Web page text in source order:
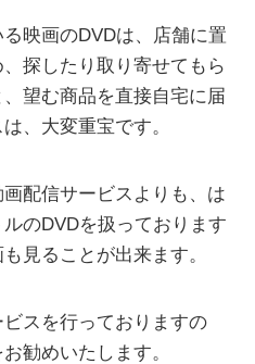
映画のDVDは、店舗に置
探したり取り寄せてもら
望む商品を直接自宅に届
、大変重宝です。
配信サービスよりも、は
のDVDを扱っております
見ることが出来ます。
スを行っておりますの
勧めいたします。